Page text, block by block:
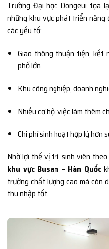
Trường Đại học Dongeui tọa
những khu vực phát triển năng
các yếu tố:
Giao thông thuận tiện, kết
phố lớn
Khu công nghiệp, doanh
Nhiều cơ hội việc làm thêm
Chi phí sinh hoạt hợp lý hơn
Nhờ lợi thế vị trí, sinh viên
khu vực Busan – Hàn Quốc
trường chất lượng cao mà còn
thu nhập tốt.